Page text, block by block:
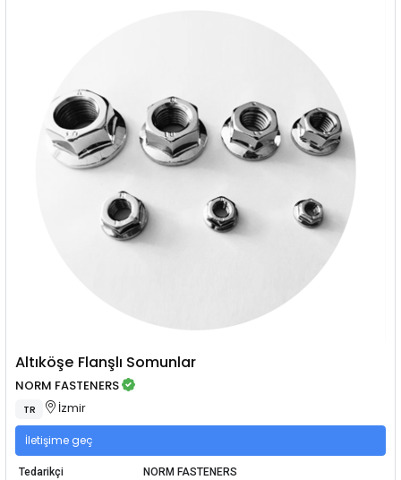
Altıköşe Flanşlı Somunlar
NORM FASTENERS
TR İzmir
İletişime geç
Tedarikçi NORM FASTENERS